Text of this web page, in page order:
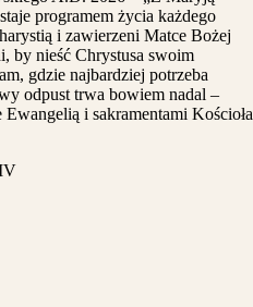
programem życia każdego
i zawierzeni Matce Bożej
by nieść Chrystusa swoim
gdzie najbardziej potrzeba
odpust trwa bowiem nadal –
i sakramentami Kościoła